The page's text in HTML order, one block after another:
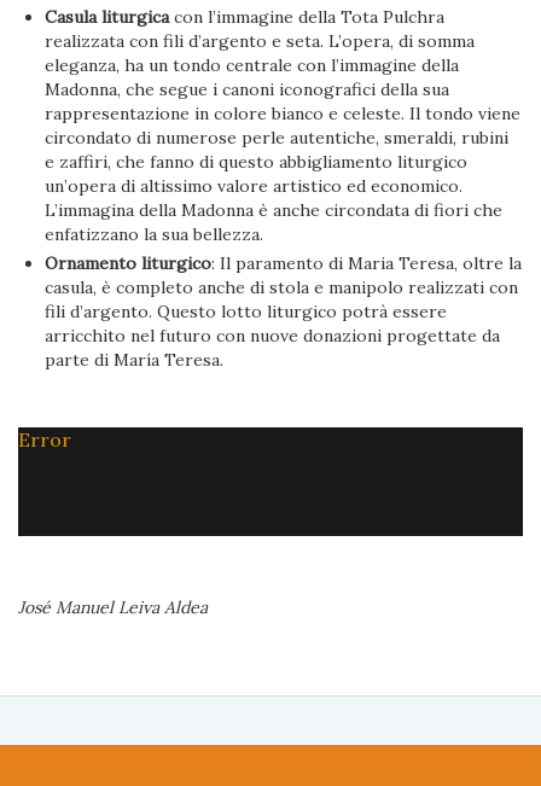
Casula liturgicacon l’immagine della Tota Pulchra
realizzata con fili d’argento e seta. L’opera, di somma
eleganza, ha un tondo centrale con l’immagine della
Madonna, che segue i canoni iconografici della sua
rappresentazione in colore bianco e celeste. Il tondo viene
circondato di numerose perle autentiche, smeraldi, rubini
e zaffiri, che fanno di questo abbigliamento liturgico
un’opera di altissimo valore artistico ed economico.
L’immagina della Madonna è anche circondata di fiori che
enfatizzano la sua bellezza.
Ornamento liturgico: Il paramento di Maria Teresa, oltre la
casula, è completo anche di stola e manipolo realizzati con
fili d’argento. Questo lotto liturgico potrà essere
arricchito nel futuro con nuove donazioni progettate da
parte di María Teresa.
Error
José Manuel Leiva Aldea